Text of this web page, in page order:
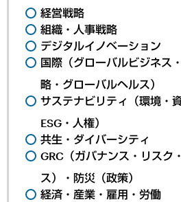
経営戦略
組織・人事戦略
デジタルイノベーション
国際（グローバルビジネス
略・グローバルヘルス）
サステナビリティ（環境・
ESG・人権）
共生・ダイバーシティ
GRC（ガバナンス・リスク
ス）・防災（政策）
経済・産業・雇用・労働